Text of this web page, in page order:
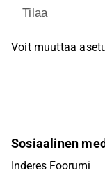
Tilaa
Voit muuttaa
Sosiaalinen
Inderes Foorumi